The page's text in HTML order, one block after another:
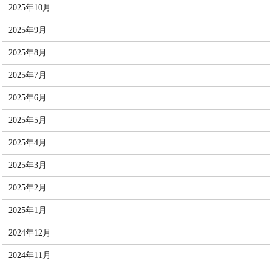
2025年10月
2025年9月
2025年8月
2025年7月
2025年6月
2025年5月
2025年4月
2025年3月
2025年2月
2025年1月
2024年12月
2024年11月